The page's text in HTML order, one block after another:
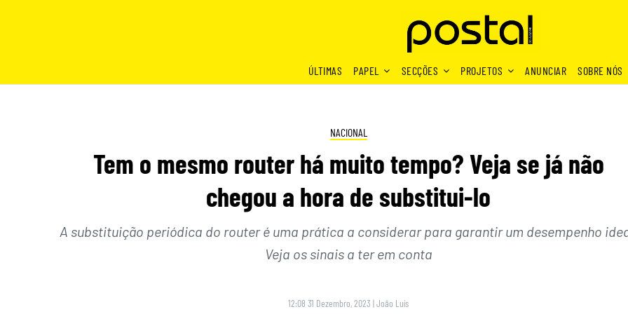
ÚLTIMAS
PAPEL SECÇÕES PROJETOS ANUNCIAR SOBRE NÓS
NACIONAL
Tem o mesmo router há muito tempo? Veja se já não
chegou a hora de substitui-lo
A substituição periódica do router é uma prática a considerar para garantir um desempenho
Veja os sinais a ter em conta
12:08 31 Dezembro, 2023 |João Luís